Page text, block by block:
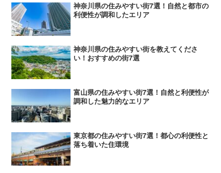
神奈川県の住みやすい街7選！自然と都市の
利便性が調和したエリア
神奈川県の住みやすい街を教えてくださ
い！おすすめの街7選
富山県の住みやすい街7選！自然と利便性が
調和した魅力的なエリア
東京都の住みやすい街7選！都心の利便性と
落ち着いた住環境